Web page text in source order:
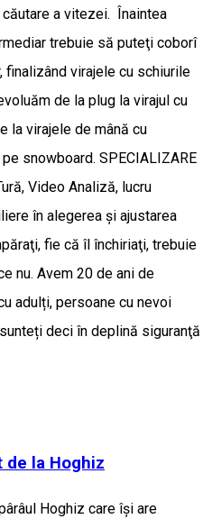
a vitezei. Înaintea
trebuie să puteţi coborî
finalizând virajele cu schiurile
de la plug la virajul cu
la virajele de mână cu
snowboard. SPECIALIZARE
Video Analiză, lucru
în alegerea şi ajustarea
fie că îl închiriaţi, trebuie
nu. Avem 20 de ani de
adulți, persoane cu nevoi
deci în deplină siguranţă
de la Hoghiz
Hoghiz care îşi are